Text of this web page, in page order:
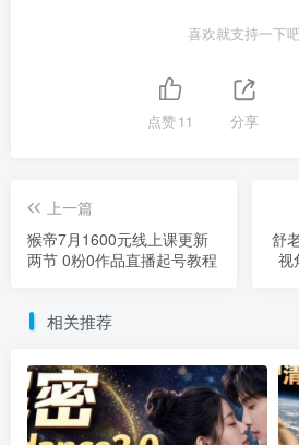
喜欢就支持一下
点赞11 分享
上一篇
猴帝7月1600元线上课更新
两节 0粉0作品直播起号教程
舒
视
相关推荐